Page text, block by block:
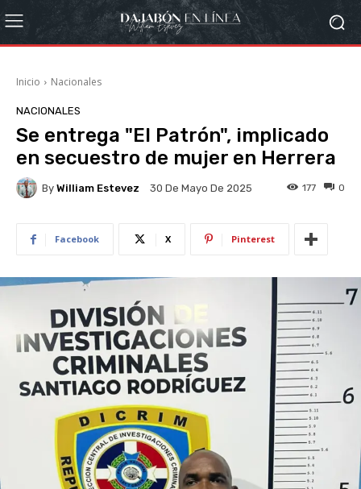
Inicio Nacionales
NACIONALES
Se entrega "El Patrón", implicado
en secuestro de mujer en Herrera
By William Estevez 30 De Mayo De 2025 0
177
Facebook X Pinterest